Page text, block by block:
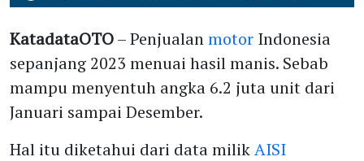
KatadataOTO– Penjualanmotor Indonesia
sepanjang 2023 menuai hasil manis. Sebab
mampu menyentuh angka 6.2 juta unit dari
Januari sampai Desember.
Hal itu diketahui dari data milikAISI